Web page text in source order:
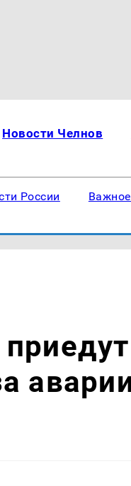
Новости Челнов
России